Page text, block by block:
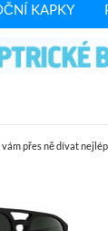
KAPKY
přes ně dívat